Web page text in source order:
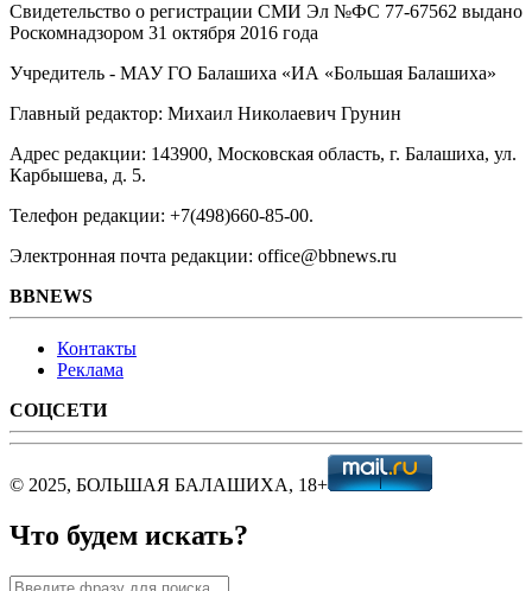
Свидетельство о регистрации СМИ Эл №ФС ‎77-67562 выдано
Роскомнадзором 31 октября 2016 года
Учредитель - МАУ ГО Балашиха «ИА «Большая Балашиха»
Главный редактор: Михаил Николаевич Грунин
Адрес редакции: 143900, Московская область, г. Балашиха, ул.
Карбышева, д. 5.
Телефон редакции: +7(498)660-85-00.
Электронная почта редакции: office@bbnews.ru
BBNEWS
Контакты
Реклама
СОЦСЕТИ
© 2025, БОЛЬШАЯ БАЛАШИХА, 18+
Что будем искать?